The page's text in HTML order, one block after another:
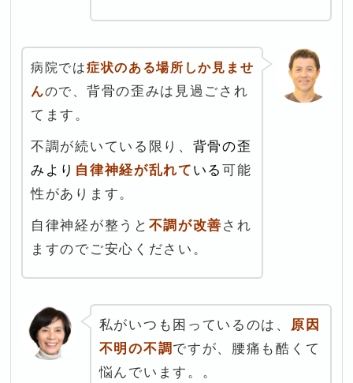
病院では症状のある場所しか見ませ
んので、 背骨の歪みは見過ごされ
てます。
不調が続いている限り、 背骨の歪
みより 自律神経が乱れて いる可能
性があります。
自律神経が整うと 不調が改善 され
ますのでご安心ください。
私がいつも困っているのは、 原因
不明の不調 ですが、腰痛も酷くて
悩んでいます。。